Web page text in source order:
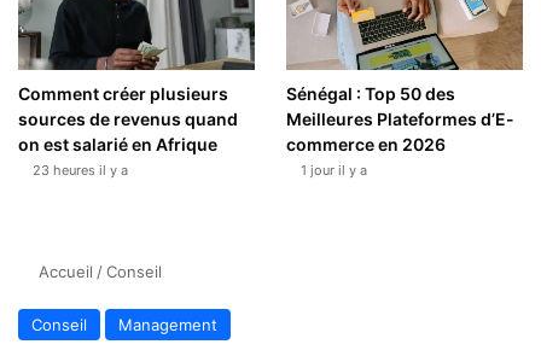
Comment créer plusieurs
sources de revenus quand
on est salarié en Afrique
23 heures il y a
Sénégal : Top 50 des
Meilleures Plateformes d’E-
commerce en 2026
1 jour il y a